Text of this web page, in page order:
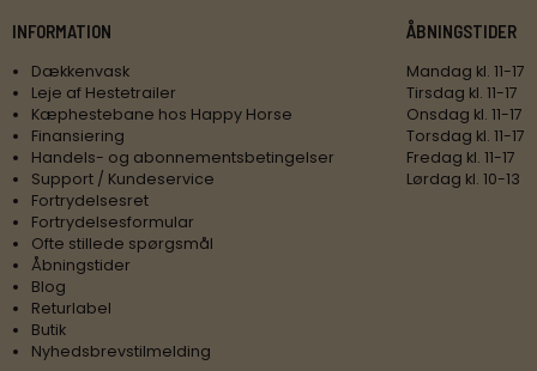
INFORMATION
Dækkenvask
Leje af Hestetrailer
Kæphestebane hos Happy Horse
Finansiering
Handels- og abonnementsbetingelser
Support / Kundeservice
Fortrydelsesret
Fortrydelsesformular
Ofte stillede spørgsmål
Åbningstider
Blog
Returlabel
Butik
Nyhedsbrevstilmelding
ÅBNINGSTIDER
Mandag kl. 11-17
Tirsdag kl. 11-17
Onsdag kl. 11-17
Torsdag kl. 11-17
Fredag kl. 11-17
Lørdag kl. 10-13